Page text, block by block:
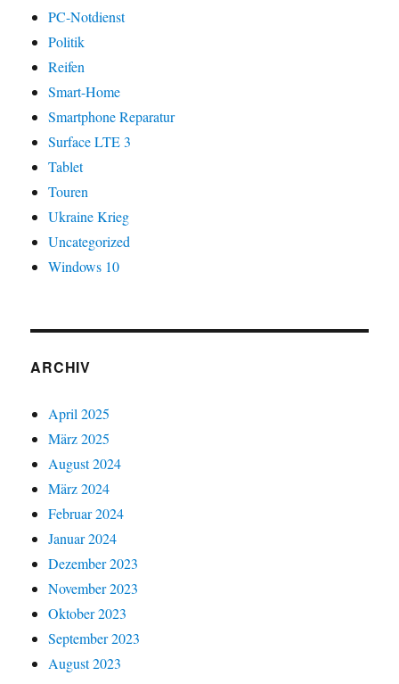
PC-Notdienst
Politik
Reifen
Smart-Home
Smartphone Reparatur
Surface LTE 3
Tablet
Touren
Ukraine Krieg
Uncategorized
Windows 10
ARCHIV
April 2025
März 2025
August 2024
März 2024
Februar 2024
Januar 2024
Dezember 2023
November 2023
Oktober 2023
September 2023
August 2023